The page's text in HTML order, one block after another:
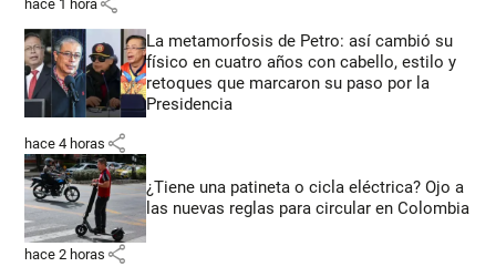
hace 1 hora
La metamorfosis de Petro: así cambió su
físico en cuatro años con cabello, estilo y
retoques que marcaron su paso por la
Presidencia
hace 4 horas share
¿Tiene una patineta o cicla eléctrica? Ojo a
las nuevas reglas para circular en Colombia
hace 2 horas share